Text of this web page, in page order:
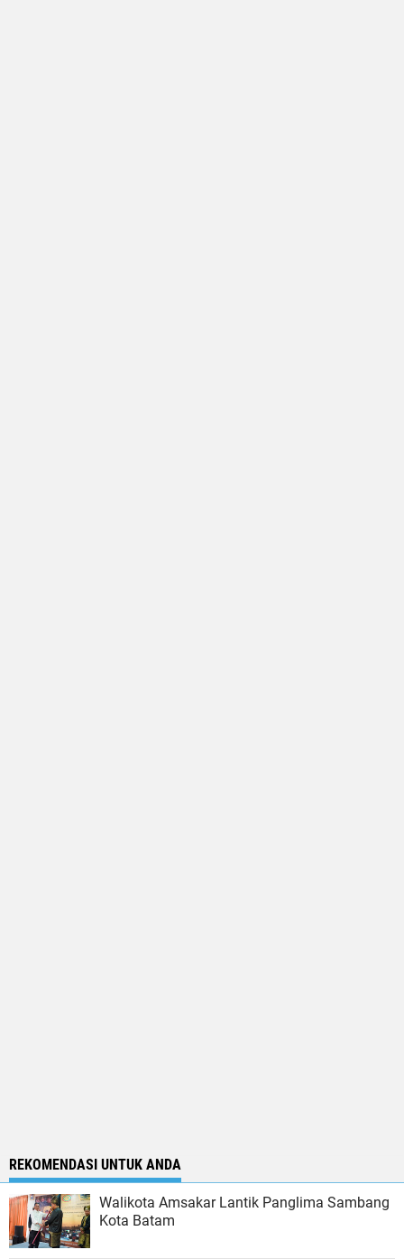
REKOMENDASI UNTUK ANDA
Walikota Amsakar Lantik Panglima Sambang
Kota Batam